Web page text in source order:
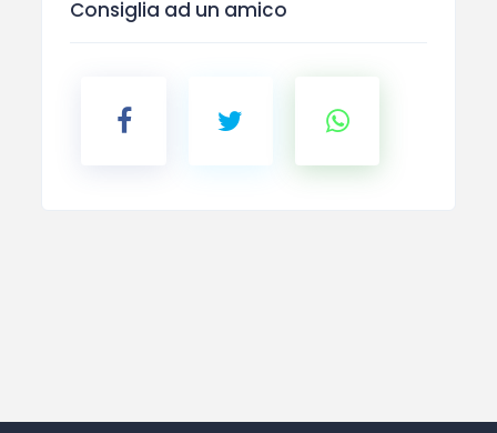
Consiglia ad un amico